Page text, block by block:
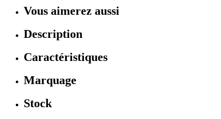
Vous aimerez aussi
Description
Caractéristiques
Marquage
Stock